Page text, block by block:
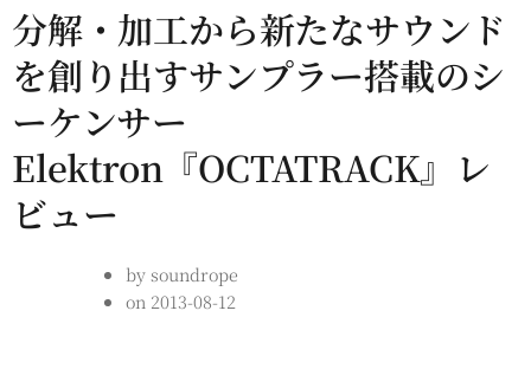
分解・加工から新たなサウンド
を創り出すサンプラー搭載のシ
ーケンサー
Elektron『OCTATRACK』レ
ビュー
bysoundrope
on 2013-08-12